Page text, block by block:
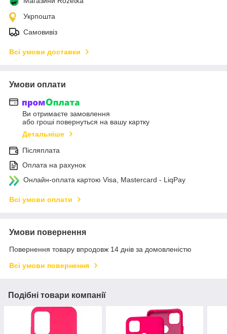
Укрпошта
Самовивіз
Всі умови доставки
Умови оплати
Ви отримаєте замовлення
або гроші повернуться на вашу картку
Детальніше
Післяплата
Оплата на рахунок
Онлайн-оплата картою Visa, Mastercard - LiqPay
Всі умови оплати
Умови повернення
Повернення товару впродовж 14 днів за домовленістю
Всі умови повернення
Подібні товари компанії